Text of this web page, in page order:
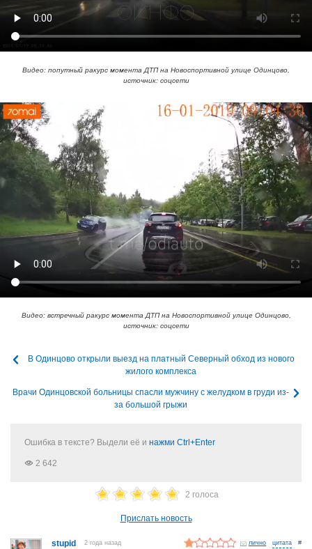
Видео: попутный ракурс момента ДТП на Новоспортивной улице Одинцово,
источник: соцсети
Видео: встречный ракурс момента ДТП на Новоспортивной улице Одинцово,
источник: соцсети
В Одинцово открыли выезд на платный Северный обход из нового
жилого комплекса
Врачи Одинцовской больницы спасли мужчину с желудком в груди из-
за большой грыжи
Ошибка в тексте? Выдели её и нажми Ctrl+Enter
2 642
2 голоса
Прислать новость
stupid 2 года назад лично #